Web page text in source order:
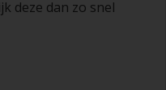
deze dan zo snel